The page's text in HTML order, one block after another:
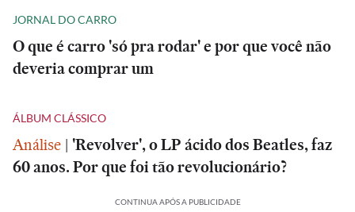
JORNAL DO CARRO
O que é carro 'só pra rodar' e por que você não
deveria comprar um
ÁLBUM CLÁSSICO
Análise | 'Revolver', o LP ácido dos Beatles, faz
60 anos. Por que foi tão revolucionário?
CONTINUA APÓS A PUBLICIDADE